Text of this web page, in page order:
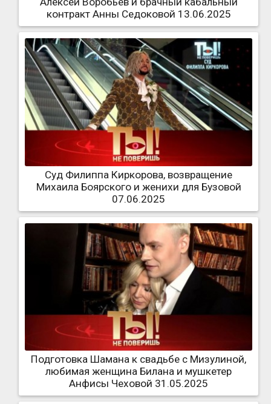
контракт Анны Седоковой 13.06.2025
Суд Филиппа Киркорова, возвращение
Михаила Боярского и женихи для Бузовой
07.06.2025
Подготовка Шамана к свадьбе с Мизулиной,
любимая женщина Билана и мушкетер
Анфисы Чеховой 31.05.2025